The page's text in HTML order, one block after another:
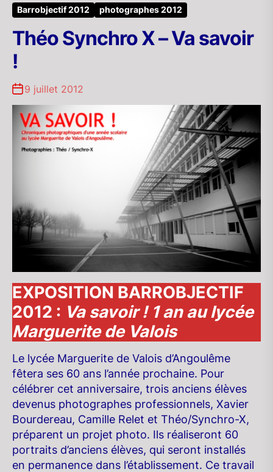
Barrobjectif 2012 photographes 2012
Théo Synchro X – Va savoir
!
9 juillet 2012
EXPOSITION BARROBJECTIF
2012 : Va savoir ! 1 an au lycée
Marguerite de Valois
Le lycée Marguerite de Valois d’Angoulême
fêtera ses 60 ans l’année prochaine. Pour
célébrer cet anniversaire, trois anciens élèves
devenus photographes professionnels, Xavier
Bourdereau, Camille Relet et Théo/Synchro-X,
préparent un projet photo. Ils réaliseront 60
portraits d’anciens élèves, qui seront installés
en permanence dans l’établissement. Ce travail